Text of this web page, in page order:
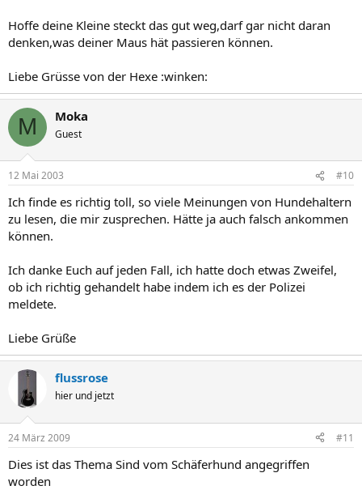
Hoffe deine Kleine steckt das gut weg,darf gar nicht daran
denken,was deiner Maus hät passieren können.
Liebe Grüsse von der Hexe :winken:
M Moka
Guest
12 Mai 2003 #10
Ich finde es richtig toll, so viele Meinungen von Hundehaltern
zu lesen, die mir zusprechen. Hätte ja auch falsch ankommen
können.
Ich danke Euch auf jeden Fall, ich hatte doch etwas Zweifel,
ob ich richtig gehandelt habe indem ich es der Polizei
meldete.
Liebe Grüße
flussrose
hier und jetzt
24 März 2009 #11
Dies ist das Thema Sind vom Schäferhund angegriffen
worden